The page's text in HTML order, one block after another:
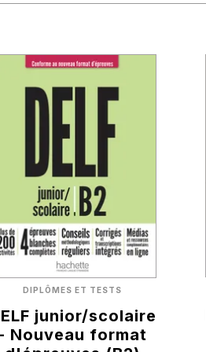
DIPLÔMES ET TESTS
junior/scolaire
Nouveau format